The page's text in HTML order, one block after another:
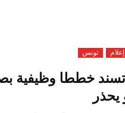
إعلام تونس
تسند خططا وظيفية